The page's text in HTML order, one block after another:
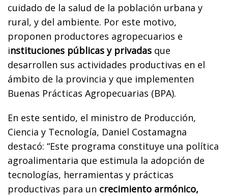
cuidado de la salud de la población urbana y
rural, y del ambiente. Por este motivo,
proponen productores agropecuarios e
instituciones públicas y privadas que
desarrollen sus actividades productivas en el
ámbito de la provincia y que implementen
Buenas Prácticas Agropecuarias (BPA).
En este sentido, el ministro de Producción,
Ciencia y Tecnología, Daniel Costamagna
destacó: “Este programa constituye una política
agroalimentaria que estimula la adopción de
tecnologías, herramientas y prácticas
productivas para un crecimiento armónico,